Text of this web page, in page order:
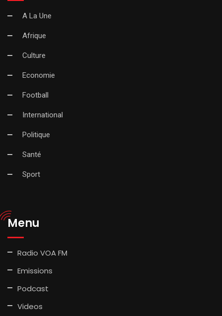
A La Une
Afrique
Culture
Economie
Football
International
Politique
Santé
Sport
Menu
Radio VOA FM
Emissions
Podcast
Videos